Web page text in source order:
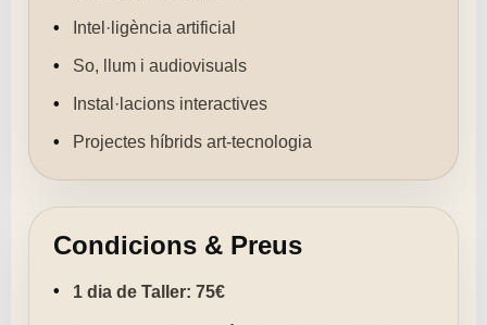
Intel·ligència artificial
So, llum i audiovisuals
Instal·lacions interactives
Projectes híbrids art-tecnologia
Condicions & Preus
1 dia de Taller: 75€